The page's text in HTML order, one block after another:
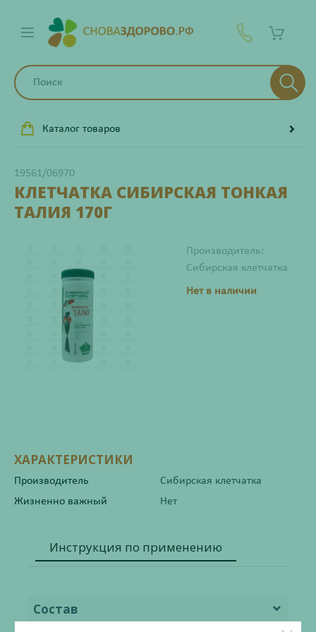
Каталог товаров
19561/06970
КЛЕТЧАТКА СИБИРСКАЯ ТОНКАЯ
ТАЛИЯ 170Г
Производитель:
Сибирская клетчатка
Нет в наличии
ХАРАКТЕРИСТИКИ
Производитель
Сибирская клетчатка
Жизненно важный
Нет
Инструкция по применению
Состав